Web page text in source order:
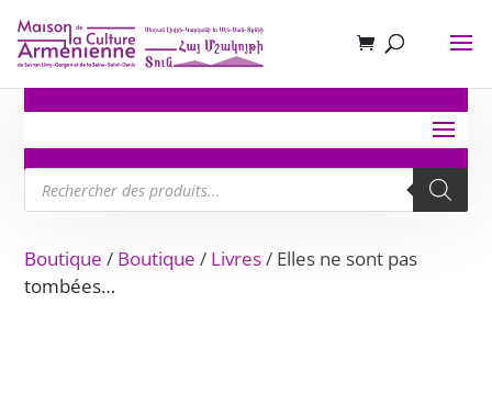
Recherche
de
produits
Boutique / Boutique / Livres/ Elles ne sont pas
tombées…